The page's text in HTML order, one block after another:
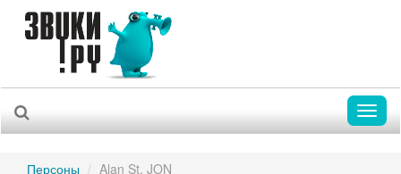
Персоны Alan St. JON